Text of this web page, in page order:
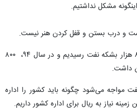
مشکل نداشتیم.
است و درب بستن و قفل کردن هنر نیست.
رئیس جمهوری افزود: در سال ۹۰ و ۹۱ که تحریم به نفت فشار آورد، فروش آن کاهش پیدا کرد و بعد از برجام از یک میلیون بشکه به ۲ میلیون ۸۰۰ هزار بشکه نفت رسیدیم و در سال ۹۴، ۸۰۰
مواجه می‌شود چگونه باید کشور را اداره